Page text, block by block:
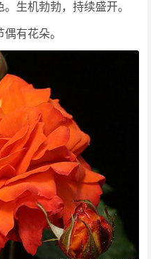
生机勃勃，持续盛开。
有花朵。